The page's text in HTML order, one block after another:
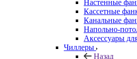
Настенные
Кассетные
Канальные
Напольно-
Аксессуары
Чиллеры
Назад